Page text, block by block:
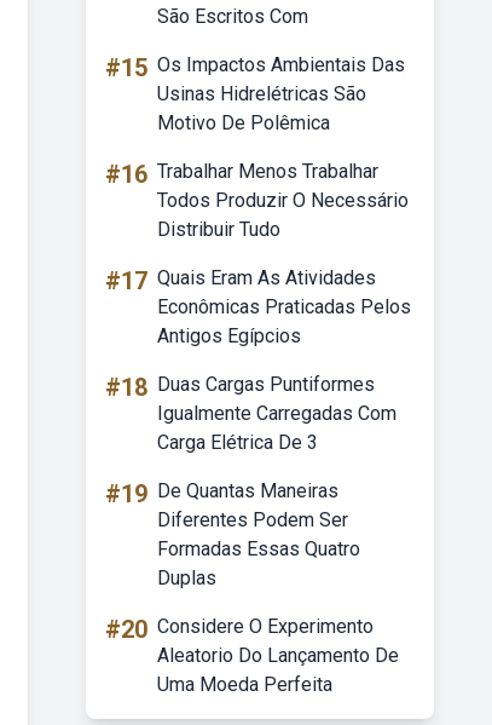
São Escritos Com
#15 Os Impactos Ambientais Das
Usinas Hidrelétricas São
Motivo De Polêmica
#16 Trabalhar Menos Trabalhar
Todos Produzir O Necessário
Distribuir Tudo
#17 Quais Eram As Atividades
Econômicas Praticadas Pelos
Antigos Egípcios
#18 Duas Cargas Puntiformes
Igualmente Carregadas Com
Carga Elétrica De 3
#19 De Quantas Maneiras
Diferentes Podem Ser
Formadas Essas Quatro
Duplas
#20 Considere O Experimento
Aleatorio Do Lançamento De
Uma Moeda Perfeita